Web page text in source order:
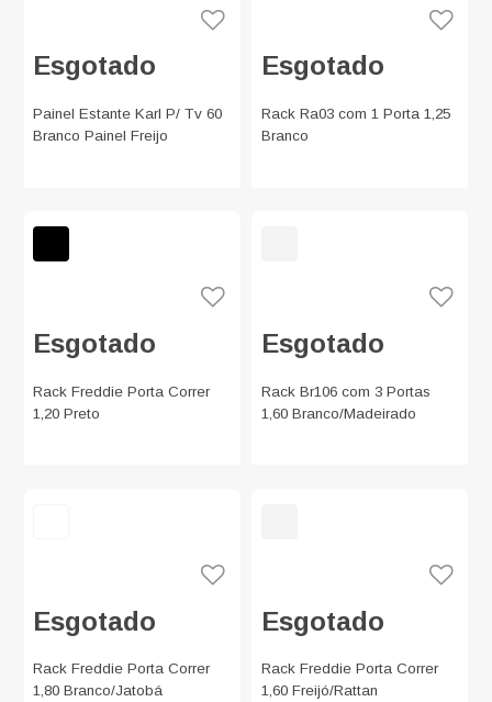
Esgotado
Painel Estante Karl P/ Tv 60
Branco Painel Freijo
Esgotado
Rack Ra03 com 1 Porta 1,25
Branco
Esgotado
Rack Freddie Porta Correr
1,20 Preto
Esgotado
Rack Br106 com 3 Portas
1,60 Branco/Madeirado
Esgotado
Rack Freddie Porta Correr
1,80 Branco/Jatobá
Esgotado
Rack Freddie Porta Correr
1,60 Freijó/Rattan